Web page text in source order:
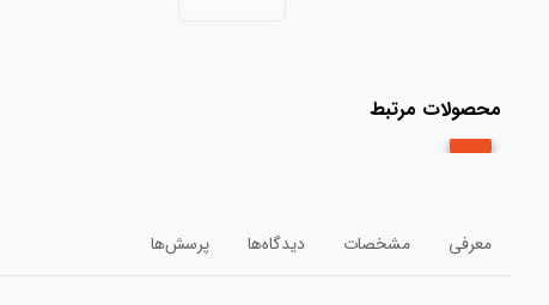
محصولات مرتبط
معرفی مشخصات دیدگاه‌ها پرسش‌ها